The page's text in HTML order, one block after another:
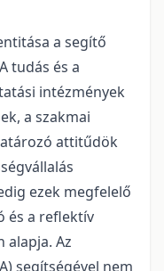
a segítő
tudás és a
intézmények
a szakmai
attitűdök
ezek megfelelő
és a reflektív
Az
segítségével nem